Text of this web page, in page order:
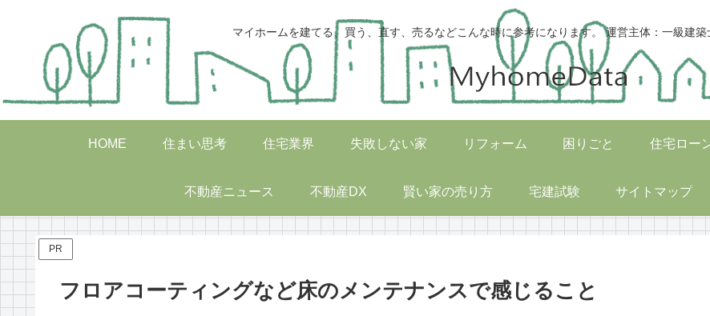
マイホームを建てる、買う、直す、売るなどこんな時に参考になります。 運営主体：一級建
HOME 住まい思考 住宅業界 失敗しない家 リフォーム 困りごと 住宅ロー
不動産ニュース 不動産DX 賢い家の売り方 宅建試験 サイトマップ
PR
フロアコーティングなど床のメンテナンスで感じること